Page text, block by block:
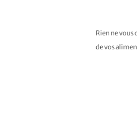
Rien ne vous
de vos